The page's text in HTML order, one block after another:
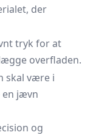
der
tryk for at
overfladen.
skal være i
en jævn
og